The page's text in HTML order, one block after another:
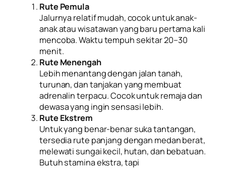
Rute Pemula
Jalurnya relatif mudah, cocok untuk anak-
anak atau wisatawan yang baru pertama kali
mencoba. Waktu tempuh sekitar 20–30
menit.
Rute Menengah
Lebih menantang dengan jalan tanah,
turunan, dan tanjakan yang membuat
adrenalin terpacu. Cocok untuk remaja dan
dewasa yang ingin sensasi lebih.
Rute Ekstrem
Untuk yang benar-benar suka tantangan,
tersedia rute panjang dengan medan berat,
melewati sungai kecil, hutan, dan bebatuan.
Butuh stamina ekstra, tapi